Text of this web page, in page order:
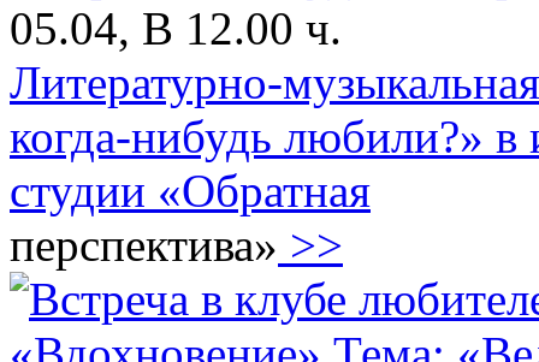
05.04, В 12.00 ч.
Литературно-
когда-нибудь любили?» в
студии «Обратная
перспектива» >>